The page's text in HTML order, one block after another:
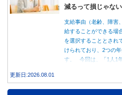
減るって損じゃな
支給事由（老齢、障害
給することができる場
を選択することとされ
けられており、2つの
す。 今回は、「1人1
更新日:2026.08.01